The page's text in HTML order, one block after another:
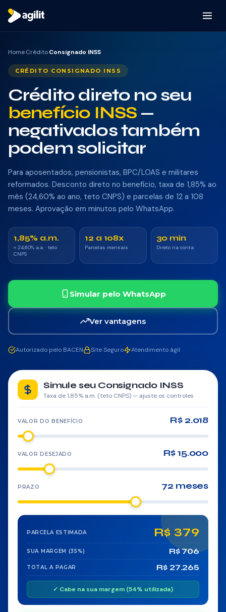
Por que a Agilit
Como funciona
Produtos
CRÉDITO
Consignado INSS
Consignado Servidor
Consignado CLT
Saque-Aniversário FGTS
Antecipação do 13º
Refinanciamento
Crédito Pessoal
Imóveis
Auto
Agronegócio
Serviços
SEGUROS
Vida
Residencial
Home·Crédito·Consignado INSS
CRÉDITO CONSIGNADO INSS
Crédito direto no seu
benefício INSS —
negativados também
podem solicitar
Para aposentados, pensionistas, BPC/LOAS e militares
reformados. Desconto direto no benefício, taxa de 1,85% ao
mês (24,60% ao ano, teto CNPS) e parcelas de 12 a 108
meses. Aprovação em minutos pelo WhatsApp.
1,85% a.m.
≈ 24,60% a.a. · teto
CNPS
12 a 108x
Parcelas mensais
30 min
Direto na conta
Simular pelo WhatsApp
Ver vantagens
Autorizado pelo BACEN Site Seguro Atendimento ágil
Simule seu Consignado INSS
Taxa de 1,85% a.m. (teto CNPS) — ajuste os controles
VALOR DO BENEFÍCIO R$ 2.018
VALOR DESEJADO R$ 15.000
PRAZO 72 meses
PARCELA ESTIMADA R$ 379
SUA MARGEM (35%) R$ 706
TOTAL A PAGAR R$ 27.265
✓ Cabe na sua margem (54% utilizada)